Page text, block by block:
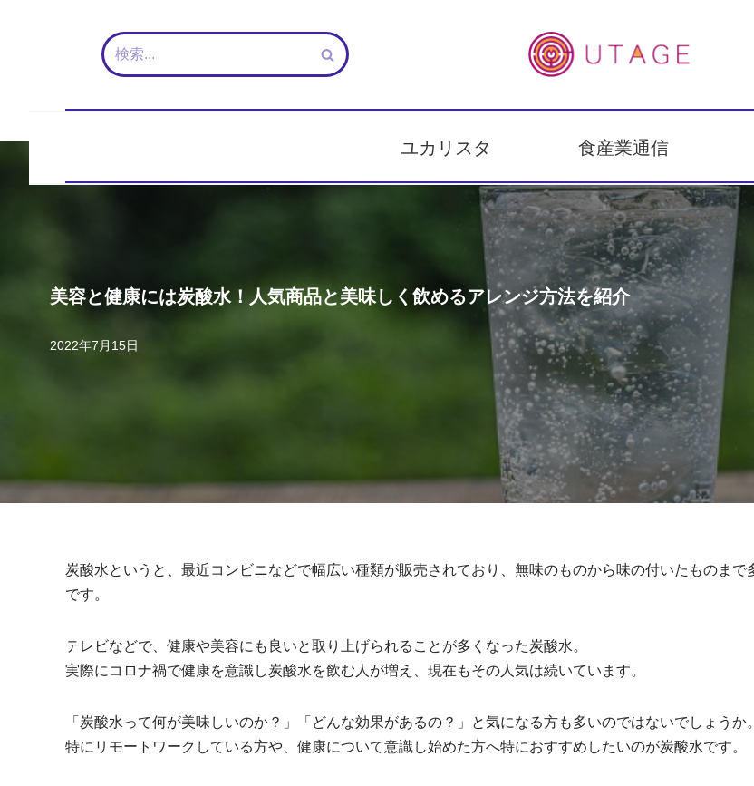
ユカリスタ 食産業通信
美容と健康には炭酸水！人気商品と美味しく飲めるアレンジ方法を紹介
2022年7月15日
炭酸水というと、最近コンビニなどで幅広い種類が販売されており、無味のものから味の付いたものまで
です。
テレビなどで、健康や美容にも良いと取り上げられることが多くなった炭酸水。
実際にコロナ禍で健康を意識し炭酸水を飲む人が増え、現在もその人気は続いています。
「炭酸水って何が美味しいのか？」「どんな効果があるの？」と気になる方も多いのではないでしょうか。
特にリモートワークしている方や、健康について意識し始めた方へ特におすすめしたいのが炭酸水です。